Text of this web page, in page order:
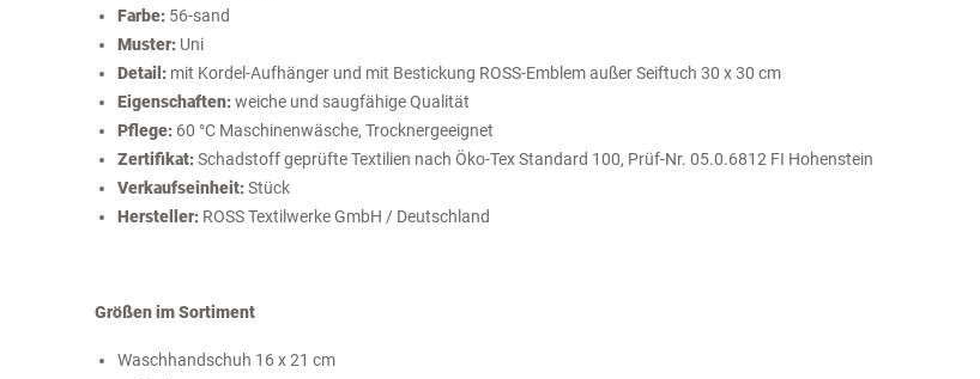
Farbe:56-sand
Muster:Uni
Detail:mit Kordel-Aufhänger und mit Bestickung ROSS-Emblem außer Seiftuch 30 x 30 cm
Eigenschaften:weiche und saugfähige Qualität
Pflege:60 °C Maschinenwäsche, Trocknergeeignet
Zertifikat:Schadstoff geprüfte Textilien nach Öko-Tex Standard 100, Prüf-Nr. 05.0.6812 FI Hohenstein
Verkaufseinheit:Stück
Hersteller: ROSS Textilwerke GmbH / Deutschland
Größen im Sortiment
Waschhandschuh 16 x 21 cm